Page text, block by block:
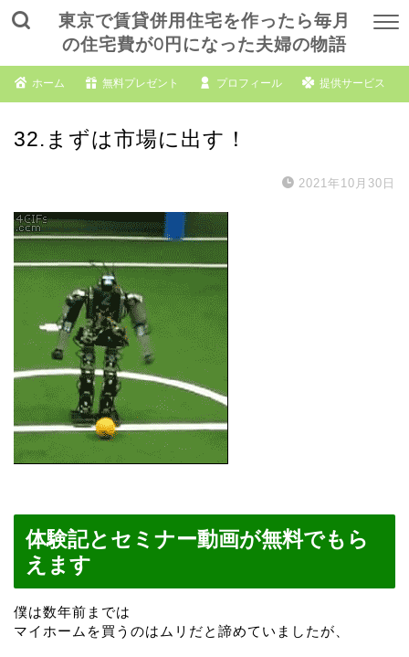
東京で賃貸併用住宅を作ったら毎月
の住宅費が0円になった夫婦の物語
ホーム 無料プレゼント プロフィール 提供サービス
32.まずは市場に出す！
2021年10月30日
体験記とセミナー動画が無料でもら
えます
僕は数年前までは
マイホームを買うのはムリだと諦めていましたが、